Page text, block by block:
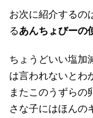
お次に紹介するの
るあんちょびーの
ちょうどいい塩加
は言われないとわ
またこのうずらの
さな子にはほんの